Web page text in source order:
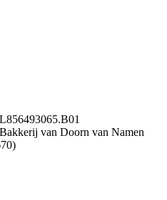
van Doorn van Namen